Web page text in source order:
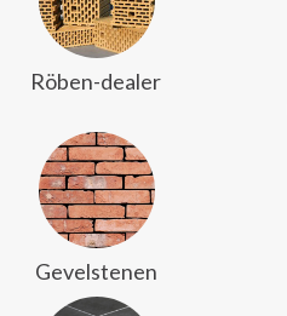
Röben-dealer
Gevelstenen